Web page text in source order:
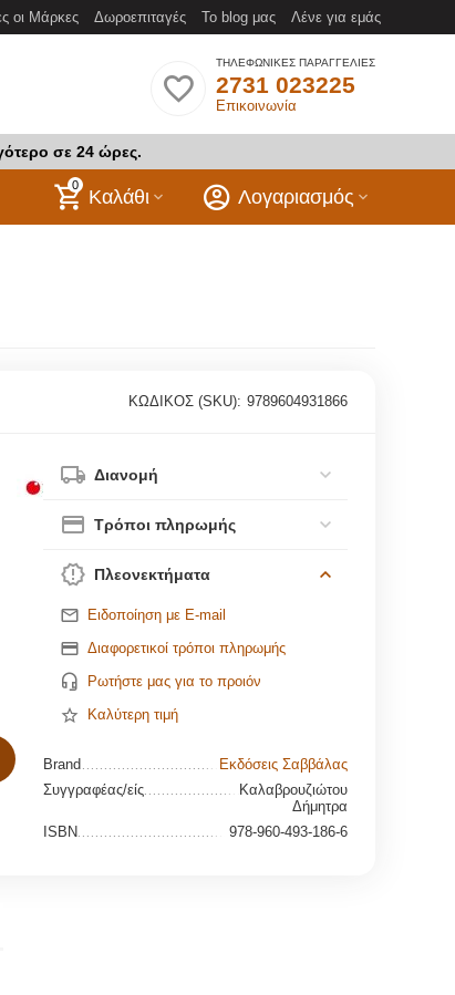
οι Μάρκες Δωροεπιταγές Το blog μας Λένε για εμάς
ΤΗΛΕΦΩΝΙΚΕΣ ΠΑΡΑΓΓΕΛΙΕΣ
2731 023225
Επικοινωνία
σε 24 ώρες.
Λογαριασμός
0
Καλάθι
ΚΩΔΙΚΟΣ (SKU): 9789604931866
Διανομή
Τρόποι πληρωμής
Πλεονεκτήματα
Ειδοποίηση με E-mail
Διαφορετικοί τρόποι πληρωμής
Ρωτήστε μας για το προιόν
Καλύτερη τιμή
Brand
Εκδόσεις Σαββάλας
Συγγραφέας/είς
Καλαβρουζιώτου
Δήμητρα
ISBN
978-960-493-186-6